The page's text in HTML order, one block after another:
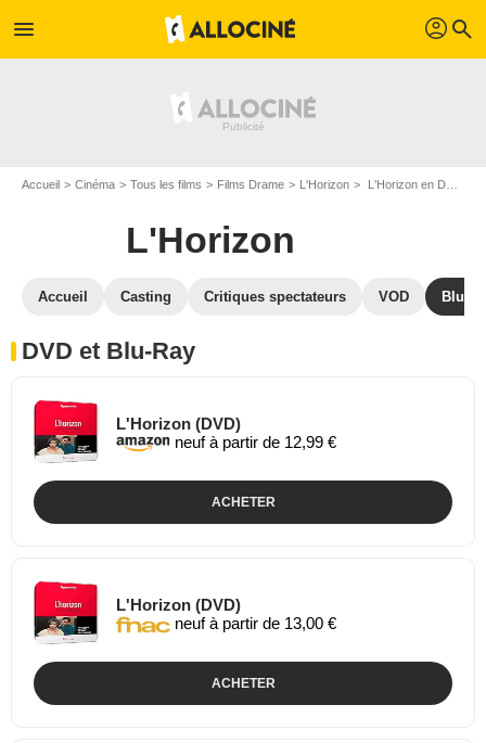
menu profil search
Accueil Cinéma Tous les films Films Drame L'Horizon L'Horizon en DVD Blu Ray
L'Horizon
Accueil Casting Critiques spectateurs VOD Blu-
DVD et Blu-Ray
L'Horizon (DVD)
neuf à partir de 12,99 €
ACHETER
L'Horizon (DVD)
neuf à partir de 13,00 €
ACHETER